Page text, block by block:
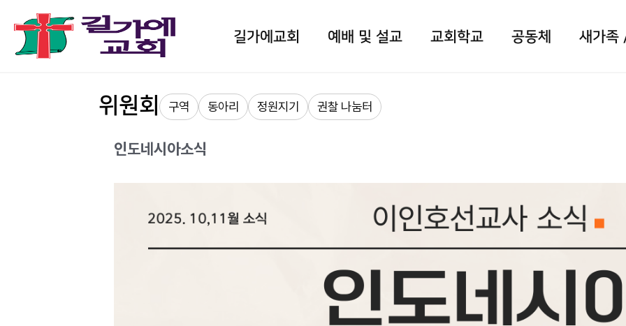
길가에교회 예배 및 설교 교회학교 공동체 새가족
위원회 구역 동아리 정원지기 권찰 나눔터
인도네시아소식